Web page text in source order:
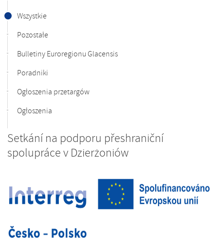
Wszystkie
Pozostałe
Bulletiny Euroregionu Glacensis
Poradniki
Ogłoszenia przetargów
Ogłoszenia
Setkání na podporu přeshraniční
spolupráce v Dzierżoniów